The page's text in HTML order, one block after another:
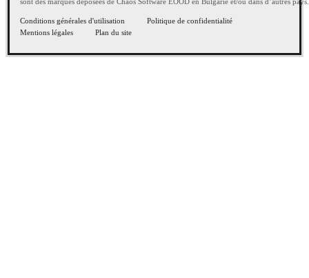
Conditions générales d'utilisation
Politique de confidentialité
Mentions légales
Plan du site